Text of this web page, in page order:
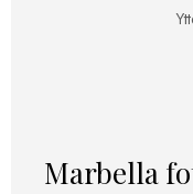
Marbella